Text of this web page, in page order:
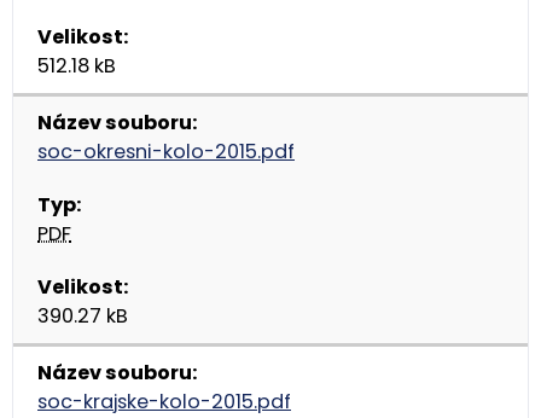
512.18 kB
soc-okresni-kolo-2015.pdf
PDF
390.27 kB
soc-krajske-kolo-2015.pdf